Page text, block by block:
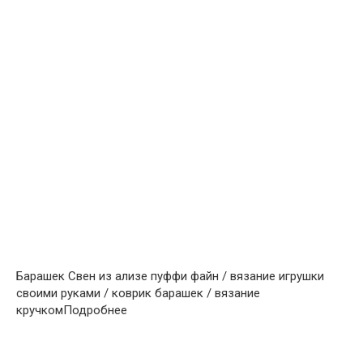
Барашек Свен из ализе пуффи файн / вязание игрушки
своими руками / коврик барашек / вязание
кручкомПодробнее